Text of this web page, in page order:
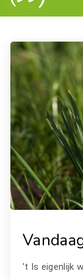
't Is eigenlijk